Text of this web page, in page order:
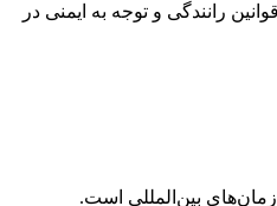
رانندگی و توجه به ایمنی در